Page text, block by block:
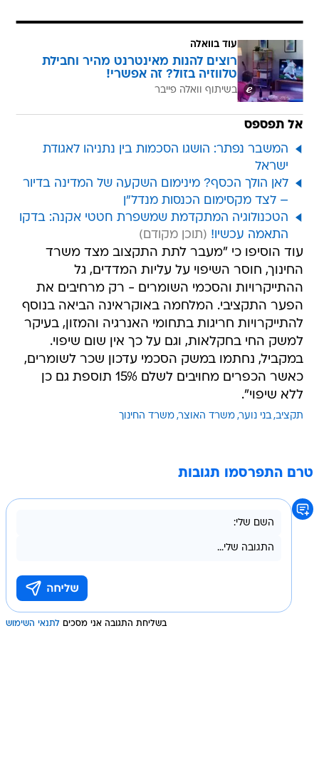
עוד בוואלה
רוצים להנות מאינטרנט מהיר וחבילת
טלווזיה בזול? זה אפשרי!
בשיתוף וואלה פייבר
אל תפספס
המשבר נפתר: הושגו הסכמות בין נתניהו לאגודת
ישראל
לאן הולך הכסף? מינימום השקעה של המדינה בדיור
– לצד מקסימום הכנסות מנדל"ן
הטכנולוגיה המתקדמת שמשפרת חטטי אקנה: בדקו
התאמה עכשיו!
עוד הוסיפו כי "מעבר לתת התקצוב מצד משרד
החינוך, חוסר השיפוי על עליות המדדים, גל
ההתייקרויות והסכמי השומרים - רק מרחיבים את
הפער התקציבי. המלחמה באוקראינה הביאה בנוסף
להתייקרויות חריגות בתחומי האנרגיה והמזון, בעיקר
למשק החי בחקלאות, וגם על כך אין שום שיפוי.
במקביל, נחתמו במשק הסכמי עדכון שכר לשומרים,
כאשר הכפרים מחויבים לשלם 15% תוספת גם כן
ללא שיפוי".
תקציב בני נוער משרד האוצר משרד החינוך
טרם התפרסמו תגובות
בשליחת התגובה אני מסכים לתנאי השימוש